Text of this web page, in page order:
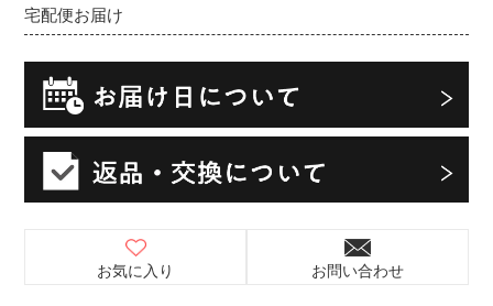
宅配便お届け
お気に入り お問い合わせ